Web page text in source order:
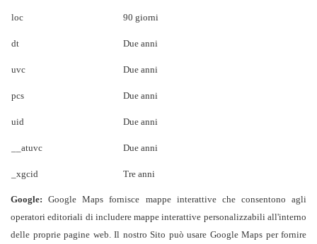
loc 90 giorni
dt Due anni
uvc Due anni
pcs Due anni
uid Due anni
__atuvc Due anni
_xgcid Tre anni
Google: Google Maps fornisce mappe interattive che consentono agli
operatori editoriali di includere mappe interattive personalizzabili all'interno
delle proprie pagine web. Il nostro Sito può usare Google Maps per fornire